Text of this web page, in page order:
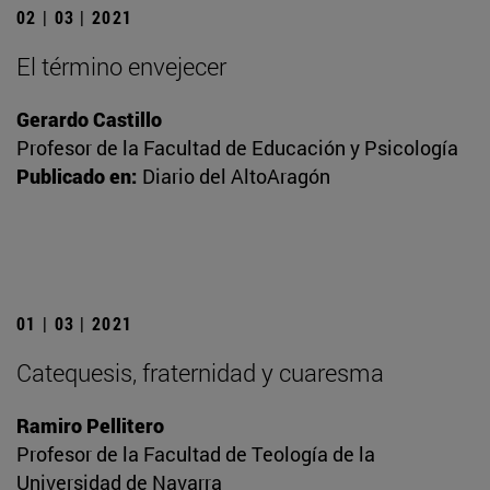
02 | 03 | 2021
El término envejecer
Gerardo Castillo
Profesor de la Facultad de Educación y Psicología
Publicado en: Diario del AltoAragón
01 | 03 | 2021
Catequesis, fraternidad y cuaresma
Ramiro Pellitero
Profesor de la Facultad de Teología de la
Universidad de Navarra